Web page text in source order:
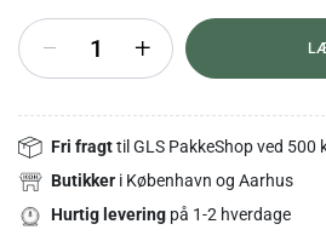
+
Fri fragttil GLS PakkeShop ved 500
Butikker i København og Aarhus
Hurtig levering på 1-2 hverdage